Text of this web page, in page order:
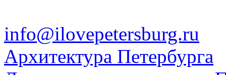
info@ilovepetersburg.ru
Архитектура Петербурга